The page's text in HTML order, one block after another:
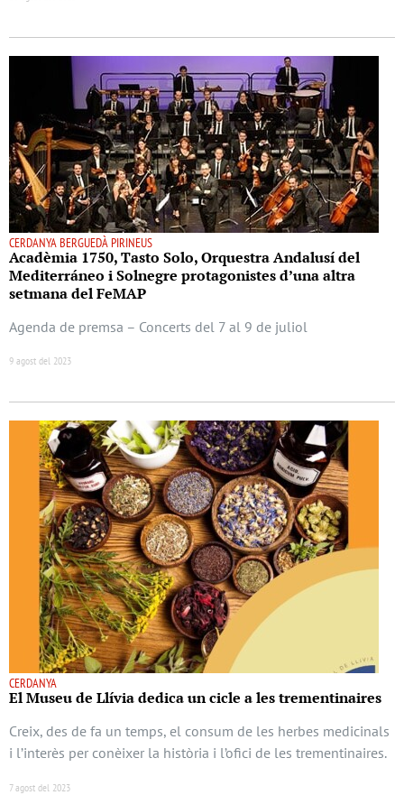
CERDANYA BERGUEDÀ PIRINEUS
Acadèmia 1750, Tasto Solo, Orquestra Andalusí del
Mediterráneo i Solnegre protagonistes d’una altra
setmana del FeMAP
Agenda de premsa – Concerts del 7 al 9 de juliol
9 agost del 2023
CERDANYA
El Museu de Llívia dedica un cicle a les trementinaires
Creix, des de fa un temps, el consum de les herbes medicinals
i l’interès per conèixer la història i l’ofici de les trementinaires.
7 agost del 2023